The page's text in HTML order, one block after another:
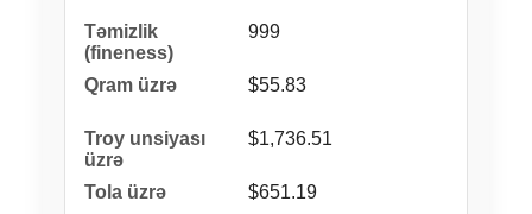
999
$55.83
$1,736.51
$651.19